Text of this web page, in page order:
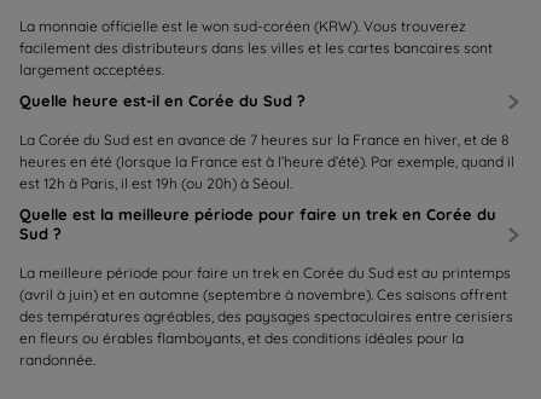
La monnaie officielle est le won sud-coréen (KRW). Vous trouverez
facilement des distributeurs dans les villes et les cartes bancaires sont
largement acceptées.
Quelle heure est-il en Corée du Sud ?
La Corée du Sud est en avance de 7 heures sur la France en hiver, et de 8
heures en été (lorsque la France est à l’heure d’été). Par exemple, quand il
est 12h à Paris, il est 19h (ou 20h) à Séoul.
Quelle est la meilleure période pour faire un trek en Corée du
Sud ?
La meilleure période pour faire un trek en Corée du Sud est au printemps
(avril à juin) et en automne (septembre à novembre). Ces saisons offrent
des températures agréables, des paysages spectaculaires entre cerisiers
en fleurs ou érables flamboyants, et des conditions idéales pour la
randonnée.